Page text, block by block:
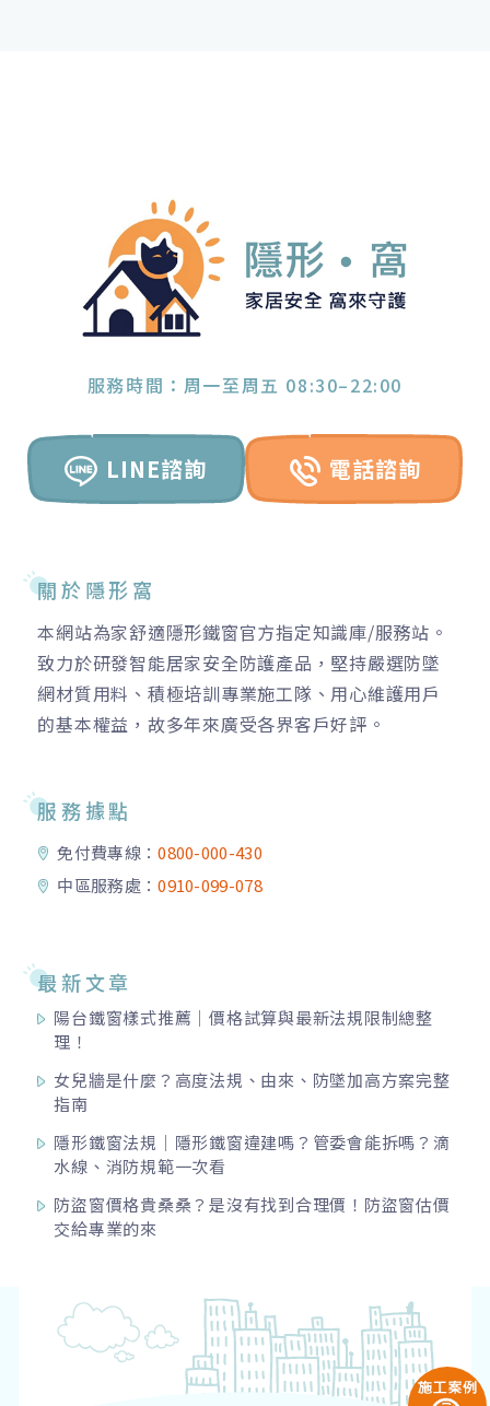
關於隱形窩
本網站為家舒適隱形鐵窗官方指定知識庫/服務站。
致力於研發智能居家安全防護產品，堅持嚴選防墜
網材質用料、積極培訓專業施工隊、用心維護用戶
的基本權益，故多年來廣受各界客戶好評。
服務據點
免付費專線：0800-000-430
中區服務處：0910-099-078
服務時間：周一至周五 08:30–22:00
LINE諮詢 電話諮詢
最新文章
陽台鐵窗樣式推薦｜價格試算與最新法規限制總整
理！
女兒牆是什麼？高度法規、由來、防墜加高方案完整
指南
隱形鐵窗法規｜隱形鐵窗違建嗎？管委會能拆嗎？滴
水線、消防規範一次看
防盜窗價格貴桑桑？是沒有找到合理價！防盜窗估價
交給專業的來